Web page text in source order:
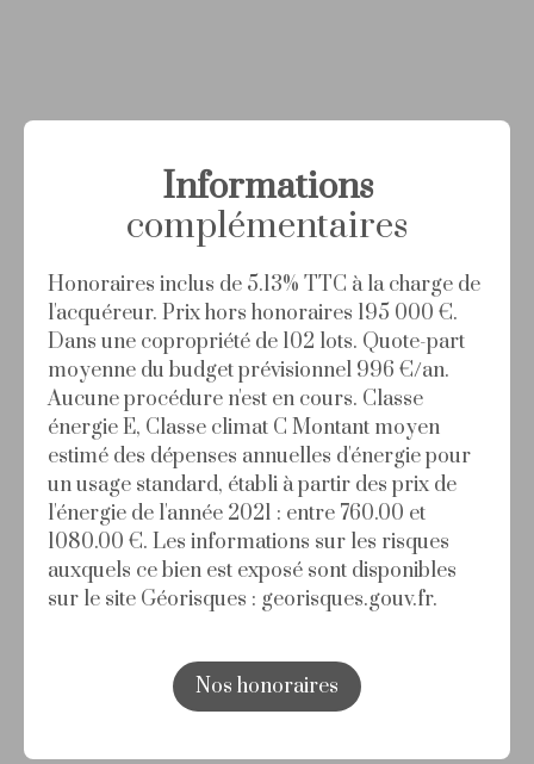
Informations
complémentaires
Honoraires inclus de 5.13% TTC à la charge de
l'acquéreur. Prix hors honoraires 195 000 €.
Dans une copropriété de 102 lots. Quote-part
moyenne du budget prévisionnel 996 €/an.
Aucune procédure n'est en cours. Classe
énergie E, Classe climat C Montant moyen
estimé des dépenses annuelles d'énergie pour
un usage standard, établi à partir des prix de
l'énergie de l'année 2021 : entre 760.00 et
1080.00 €. Les informations sur les risques
auxquels ce bien est exposé sont disponibles
sur le site Géorisques : georisques.gouv.fr.
Nos honoraires